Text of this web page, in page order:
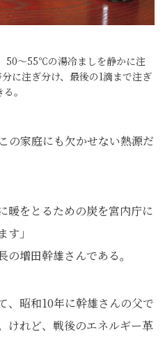
50〜55℃の湯冷ましを静かに注
に注ぎ分け、最後の1滴まで注ぎ
る。
の家庭にも欠かせない熱源だ
暖をとるための炭を宮内庁に
」
増田幹雄さんである。
、昭和10年に幹雄さんの父で
けれど、戦後のエネルギー革